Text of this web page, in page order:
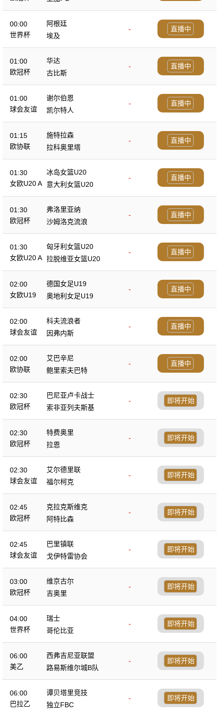
00:00
世界杯
阿根廷
-
埃及
直播中
01:00
欧冠杯
华达
-
古比斯
直播中
01:00
球会友谊
谢尔伯恩
-
凯尔特人
直播中
01:15
欧协联
施特拉森
-
拉科奥里塔
直播中
01:30
女欧U20 A
冰岛女篮U20
-
意大利女篮U20
直播中
01:30
欧冠杯
弗洛里亚纳
-
沙姆洛克流浪
直播中
01:30
女欧U20 A
匈牙利女篮U20
-
拉脱维亚女篮U20
直播中
02:00
女欧U19
德国女足U19
-
奥地利女足U19
直播中
02:00
球会友谊
科夫流浪者
-
因弗内斯
直播中
02:00
欧协联
艾巴辛尼
-
鲍里索夫巴特
直播中
02:30
欧冠杯
巴尼亚卢卡战士
-
索非亚列夫斯基
即将开始
02:30
欧冠杯
特费奥里
-
拉恩
即将开始
02:30
球会友谊
艾尔德里联
-
福尔柯克
即将开始
02:45
欧冠杯
克拉克斯维克
-
阿特比森
即将开始
02:45
球会友谊
巴里镇联
-
戈伊特雷协会
即将开始
03:00
欧冠杯
维京古尔
-
吉奥里
即将开始
04:00
世界杯
瑞士
-
哥伦比亚
即将开始
06:00
美乙
西弗吉尼亚联盟
-
路易斯维尔城B队
即将开始
06:00
巴拉乙
谭贝塔里竞技
-
独立FBC
即将开始